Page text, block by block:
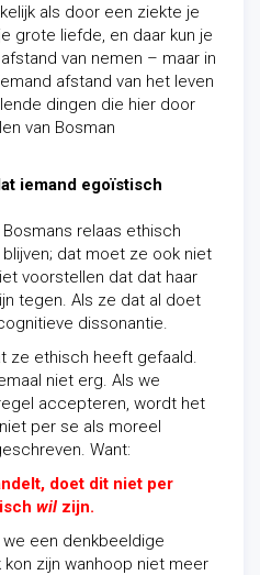
als door een ziekte je
grote liefde, en daar kun je
van nemen – maar in
afstand van het leven
dingen die hier door
van Bosman
iemand egoïstisch
relaas ethisch
dat moet ze ook niet
voorstellen dat dat haar
tegen. Als ze dat al doet
dissonantie.
ze ethisch heeft gefaald.
niet erg. Als we
accepteren, wordt het
per se als moreel
. Want:
doet dit niet per
wil zijn.
we een denkbeeldige
kon zijn wanhoop niet meer